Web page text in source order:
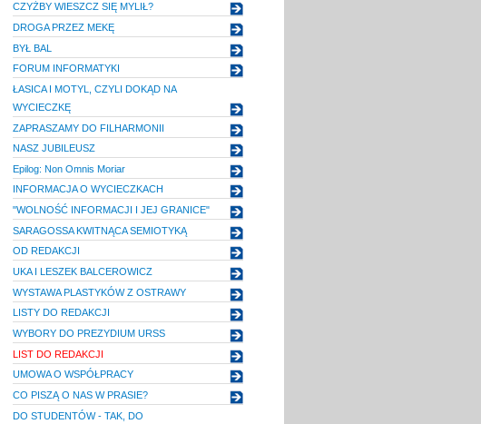
CZYŻBY WIESZCZ SIĘ MYLIŁ?
DROGA PRZEZ MEKĘ
BYŁ BAL
FORUM INFORMATYKI
ŁASICA I MOTYL, CZYLI DOKĄD NA
WYCIECZKĘ
ZAPRASZAMY DO FILHARMONII
NASZ JUBILEUSZ
Epilog: Non Omnis Moriar
INFORMACJA O WYCIECZKACH
"WOLNOŚĆ INFORMACJI I JEJ GRANICE"
SARAGOSSA KWITNĄCA SEMIOTYKĄ
OD REDAKCJI
UKA I LESZEK BALCEROWICZ
WYSTAWA PLASTYKÓW Z OSTRAWY
LISTY DO REDAKCJI
WYBORY DO PREZYDIUM URSS
LIST DO REDAKCJI
UMOWA O WSPÓŁPRACY
CO PISZĄ O NAS W PRASIE?
DO STUDENTÓW - TAK, DO